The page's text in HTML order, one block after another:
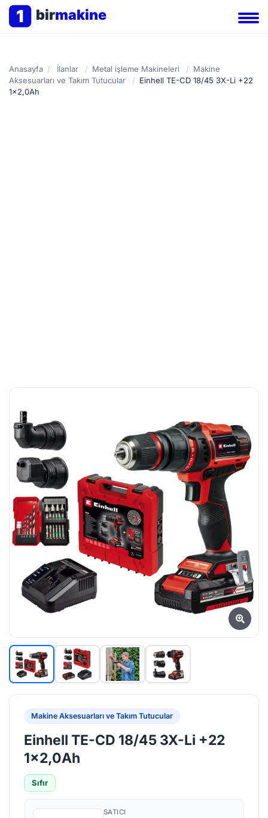
1 birmakine
Anasayfa / İlanlar / Metal işleme Makineleri / Makine
Aksesuarları ve Takım Tutucular
/ Einhell TE-CD 18/45 3X-Li +22
1x2,0Ah
Makine Aksesuarları ve Takım Tutucular
Einhell TE-CD 18/45 3X-Li +22
1x2,0Ah
Sıfır
SATICI